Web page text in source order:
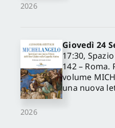
2026
2026
Giovedì 24
17:30,
142 –
volume
una nuova